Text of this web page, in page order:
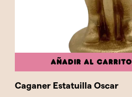
AÑADIR AL CARRITO
Caganer Estatuilla Oscar